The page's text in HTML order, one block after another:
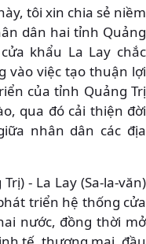
tôi xin chia sẻ niềm
dân hai tỉnh Quảng
khẩu La Lay chắc
vào việc tạo thuận lợi
của tỉnh Quảng Trị
qua đó cải thiện đời
nhân dân các địa
- La Lay (Sa-la-văn)
triển hệ thống cửa
nước, đồng thời mở